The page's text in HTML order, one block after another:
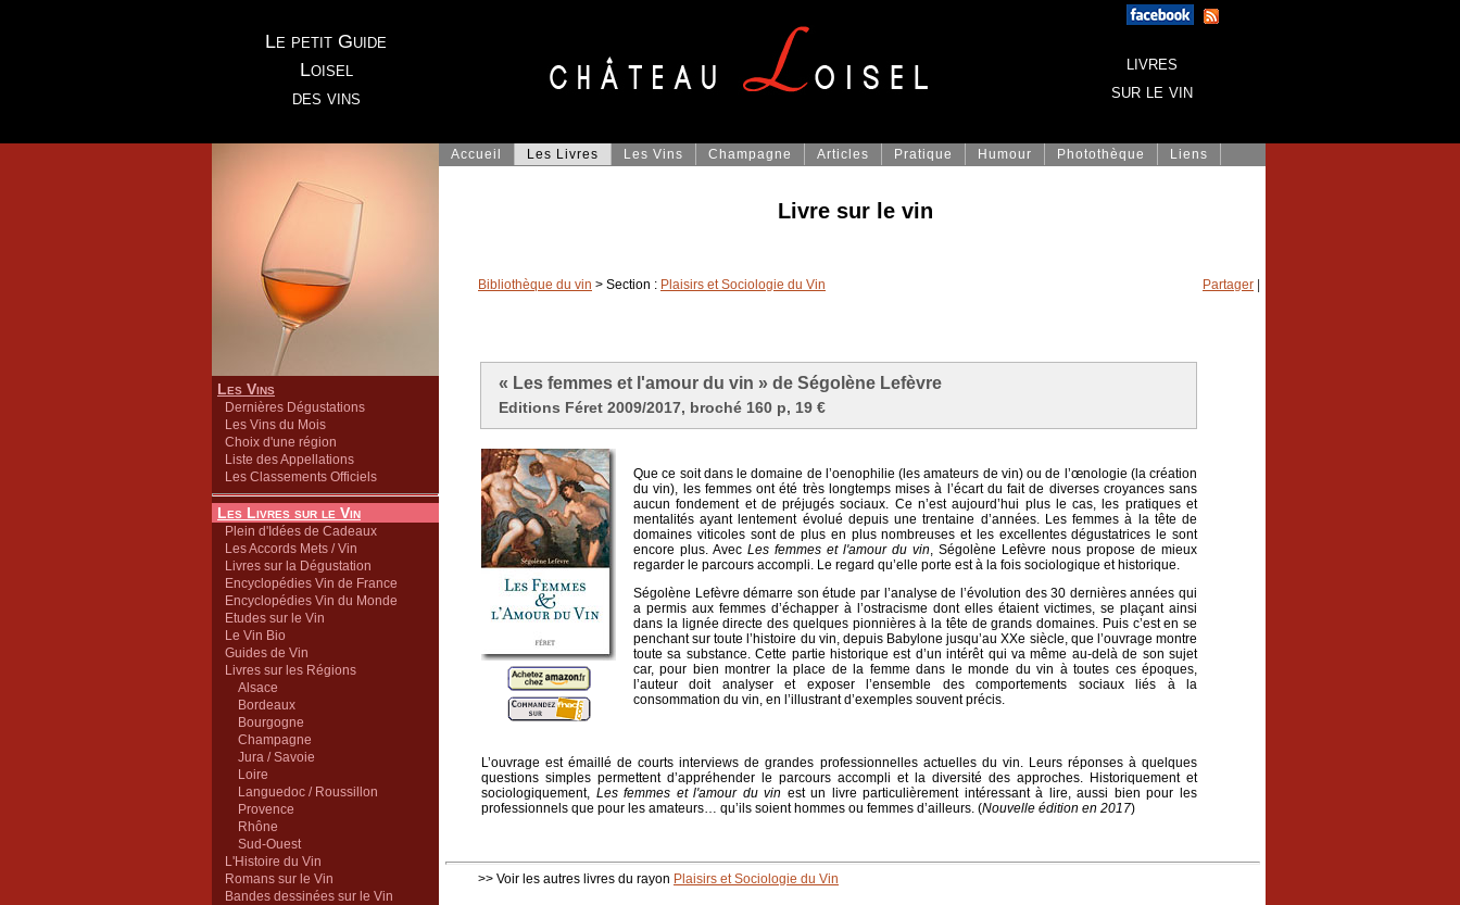
Le petit Guide
Loisel
des vins
livres
sur le vin
Les Vins
Dernières Dégustations
Les Vins du Mois
Choix d'une région
Liste des Appellations
Les Classements Officiels
Les Livres sur le Vin
Plein d'Idées de Cadeaux
Les Accords Mets / Vin
Livres sur la Dégustation
Encyclopédies Vin de France
Encyclopédies Vin du Monde
Etudes sur le Vin
Le Vin Bio
Guides de Vin
Livres sur les Régions
Alsace
Bordeaux
Bourgogne
Champagne
Jura / Savoie
Loire
Languedoc / Roussillon
Provence
Rhône
Sud-Ouest
L'Histoire du Vin
Romans sur le Vin
Bandes dessinées sur le Vin
Accueil Les Livres Les Vins Champagne Articles Pratique Humour Photothèque Liens
Livre sur le vin
Partager
Bibliothèque du vin > Section : Plaisirs et Sociologie du Vin
« Les femmes et l'amour du vin » de Ségolène Lefèvre
Editions Féret 2009/2017, broché 160 p, 19 €
Que ce soit dans le domaine de l’oenophilie (les amateurs de vin) ou de l’œnologie (la création
du vin), les femmes ont été très longtemps mises à l’écart du fait de diverses croyances sans
aucun fondement et de préjugés sociaux. Ce n’est aujourd’hui plus le cas, les pratiques et
mentalités ayant lentement évolué depuis une trentaine d’années. Les femmes à la tête de
domaines viticoles sont de plus en plus nombreuses et les excellentes dégustatrices le sont
encore plus. Avec Les femmes et l'amour du vin, Ségolène Lefèvre nous propose de mieux
regarder le parcours accompli. Le regard qu’elle porte est à la fois sociologique et historique.
Ségolène Lefèvre démarre son étude par l’analyse de l’évolution des 30 dernières années qui
a permis aux femmes d’échapper à l’ostracisme dont elles étaient victimes, se plaçant ainsi
dans la lignée directe des quelques pionnières à la tête de grands domaines. Puis c’est en se
penchant sur toute l’histoire du vin, depuis Babylone jusqu’au XXe siècle, que l’ouvrage montre
toute sa substance. Cette partie historique est d’un intérêt qui va même au-delà de son sujet
car, pour bien montrer la place de la femme dans le monde du vin à toutes ces époques,
l’auteur doit analyser et exposer l’ensemble des comportements sociaux liés à la
consommation du vin, en l’illustrant d’exemples souvent précis.
L’ouvrage est émaillé de courts interviews de grandes professionnelles actuelles du vin. Leurs réponses à quelques
questions simples permettent d’appréhender le parcours accompli et la diversité des approches. Historiquement et
sociologiquement, Les femmes et l'amour du vin est un livre particulièrement intéressant à lire, aussi bien pour les
professionnels que pour les amateurs… qu’ils soient hommes ou femmes d’ailleurs. (Nouvelle édition en 2017)
>> Voir les autres livres du rayon Plaisirs et Sociologie du Vin